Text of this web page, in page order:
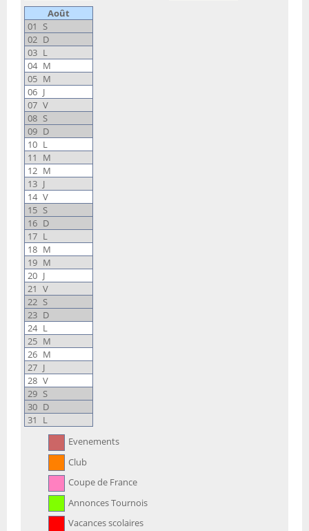
Août
01
S
02 D
03 L
04 M
05 M
06 J
07 V
08 S
09 D
10 L
11
M
12 M
13 J
14 V
15 S
16 D
17 L
18 M
19 M
20 J
21 V
22 S
23 D
24 L
25 M
26 M
27 J
28 V
29 S
30 D
31
L
Evenements
Club
Coupe de France
Annonces Tournois
Vacances scolaires